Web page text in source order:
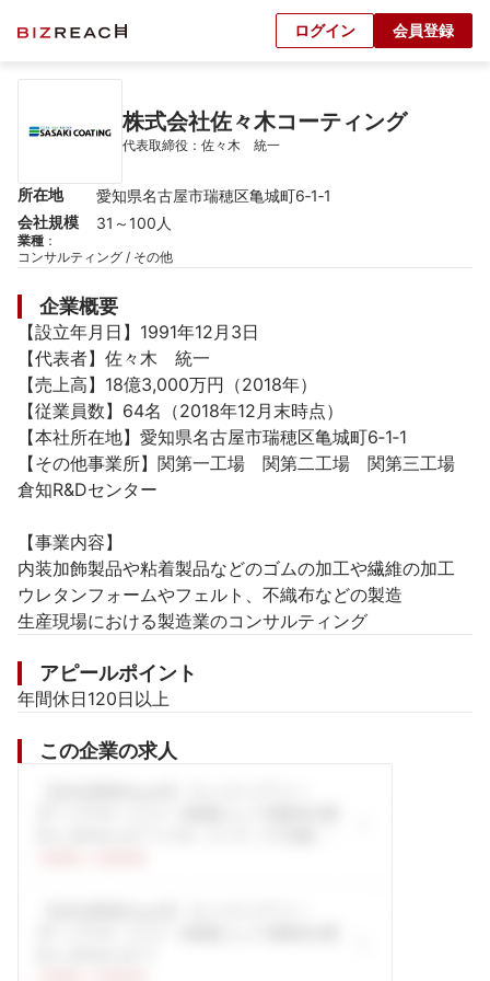
ログイン 会員登録
株式会社佐々木コーティング
代表取締役：佐々木　統一
所在地
愛知県名古屋市瑞穂区亀城町6‑1‑1
会社規模
31～100人
業種 ：
コンサルティング / その他
企業概要
【設立年月日】1991年12月3日
【代表者】佐々木　統一
【売上高】18億3,000万円（2018年）
【従業員数】64名（2018年12月末時点）
【本社所在地】愛知県名古屋市瑞穂区亀城町6‑1‑1
【その他事業所】関第一工場　関第二工場　関第三工場
倉知R&Dセンター
【事業内容】
内装加飾製品や粘着製品などのゴムの加工や繊維の加工
ウレタンフォームやフェルト、不織布などの製造
生産現場における製造業のコンサルティング
アピールポイント
年間休日120日以上
この企業の求人